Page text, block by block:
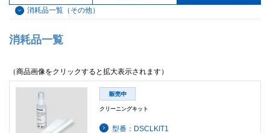
消耗品一覧（その他）
消耗品一覧
（商品画像をクリックすると拡大表示されます）
クリーニングキット
型番：DSCLKIT1